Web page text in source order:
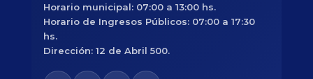
Horario municipal: 07:00 a 13:00 hs.
Horario de Ingresos Públicos: 07:00 a 17:30
hs.
Dirección: 12 de Abril 500.